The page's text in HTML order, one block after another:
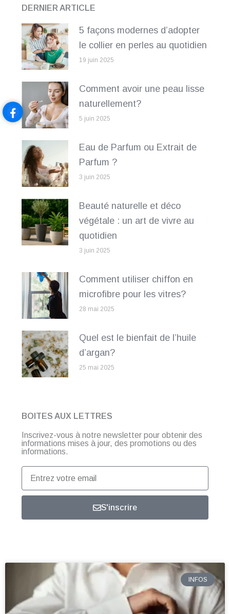
DERNIER ARTICLE
5 façons modernes d’adopter
le collier en perles au quotidien
19 juin 2025
Comment avoir une peau lisse
naturellement?
5 juin 2025
Eau de Parfum ou Extrait de
Parfum ?
3 juin 2025
Beauté naturelle et déco
végétale : un art de vivre au
quotidien
3 juin 2025
Comment utiliser chiffon en
microfibre pour les vitres?
28 mai 2025
Quel est le bienfait de l’huile
d’argan?
25 mai 2025
BOITES AUX LETTRES
Inscrivez-vous à notre newsletter pour obtenir des
informations mises à jour, des promotions ou des
informations.
Entrez
votre
email
S'inscrire
INFOS